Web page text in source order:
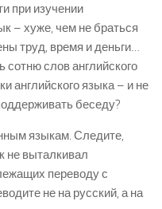
при изучении
– хуже, чем не браться
труд, время и деньги…
сотню слов английского
английского языка – и не
беседу?
языкам. Следите,
не выталкивал
переводу с
не на русский, а на